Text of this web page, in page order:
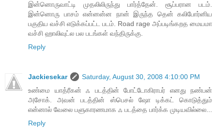
இன்னொருவாட்டி முதலிலிருந்து பார்த்தேன். சூப்பரான படம்.
இன்னொரு பாசம் என்னன்ன நான் இருந்த தென் கலிபோர்னிய
பகுதிய வச்சி எடுக்கப்பட்ட படம். Road rage அப்படிங்கறத மையமா
வச்சி ஹாலிவுட்ல பல படங்கள் வந்திருக்கு.
Reply
Jackiesekar
Saturday, August 30, 2008 4:10:00 PM
உண்மை யாத்ரீகன் ஃ படத்தின் போட்டோகிராபர் எனது நண்பன்
அசோக். அவன் படத்தின் ஸ்பெசல் ஷோ டிக்கட் கொடுத்தும்
என்னால் வேலை பளுகாரணமாக ஃ படத்தை பார்க்க முடியவில்லை...
Reply